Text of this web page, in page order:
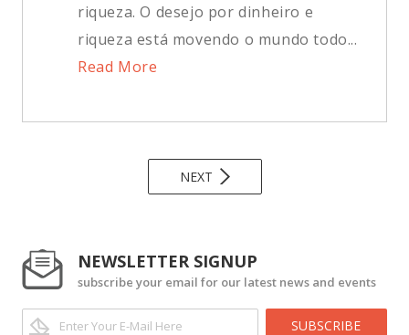
riqueza. O desejo por dinheiro e
riqueza está movendo o mundo todo...
Read More
NEXT
NEWSLETTER SIGNUP
subscribe your email for our latest news and events
SUBSCRIBE